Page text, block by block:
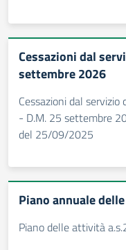
Cessazioni dal
settembre 2026
Cessazioni dal
- D.M. 25 settembre
del 25/09/2025
Piano annuale
Piano delle attività